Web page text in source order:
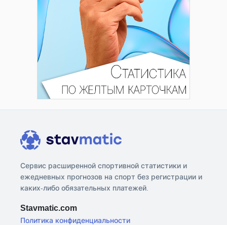
Сервис расширенной спортивной статистики и
ежедневных прогнозов на спорт без регистрации и
каких-либо обязательных платежей.
Stavmatic.com
Политика конфиденциальности